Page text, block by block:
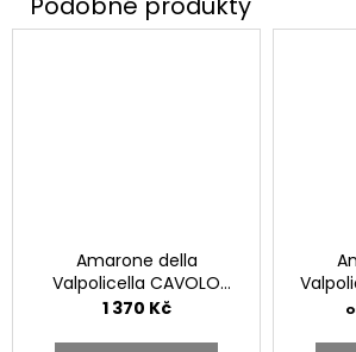
Amarone della
Valpolicella CAVOLO
DOCG.
1 370 Kč